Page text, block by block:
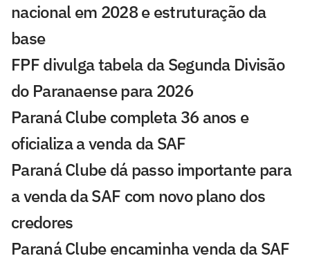
nacional em 2028 e estruturação da
base
FPF divulga tabela da Segunda Divisão
do Paranaense para 2026
Paraná Clube completa 36 anos e
oficializa a venda da SAF
Paraná Clube dá passo importante para
a venda da SAF com novo plano dos
credores
Paraná Clube encaminha venda da SAF